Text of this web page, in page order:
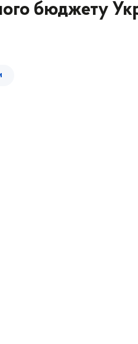
бюджету